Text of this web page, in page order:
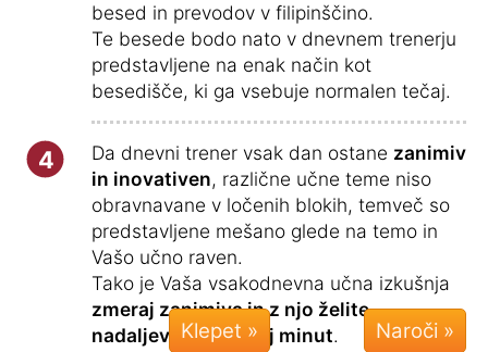
besed in prevodov v filipinščino.
Te besede bodo nato v dnevnem trenerju
predstavljene na enak način kot
besedišče, ki ga vsebuje normalen tečaj.
4 Da dnevni trener vsak dan ostane zanimiv
in inovativen, različne učne teme niso
obravnavane v ločenih blokih, temveč so
predstavljene mešano glede na temo in
Vašo učno raven.
Tako je Vaša vsakodnevna učna izkušnja
zmeraj zanimiva in z njo želite
nadaljevati še nekaj minut.
Klepet »